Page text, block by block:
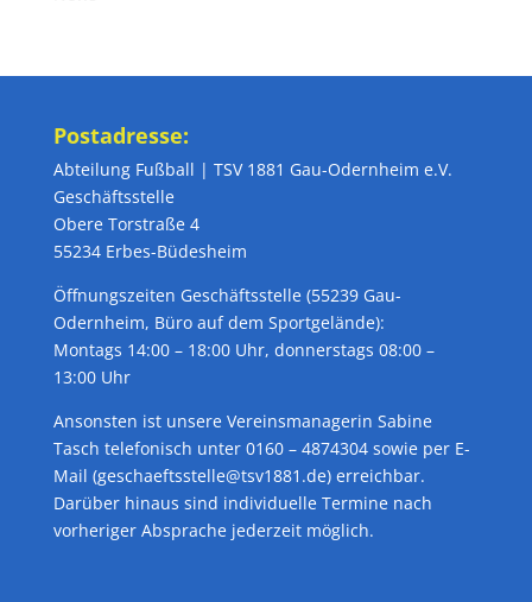
Postadresse:
Abteilung Fußball | TSV 1881 Gau-Odernheim e.V.
Geschäftsstelle
Obere Torstraße 4
55234 Erbes-Büdesheim
Öffnungszeiten Geschäftsstelle (55239 Gau-
Odernheim, Büro auf dem Sportgelände):
Montags 14:00 – 18:00 Uhr, donnerstags 08:00 –
13:00 Uhr
Ansonsten ist unsere Vereinsmanagerin Sabine
Tasch telefonisch unter 0160 – 4874304 sowie per E-
Mail (geschaeftsstelle@tsv1881.de) erreichbar.
Darüber hinaus sind individuelle Termine nach
vorheriger Absprache jederzeit möglich.